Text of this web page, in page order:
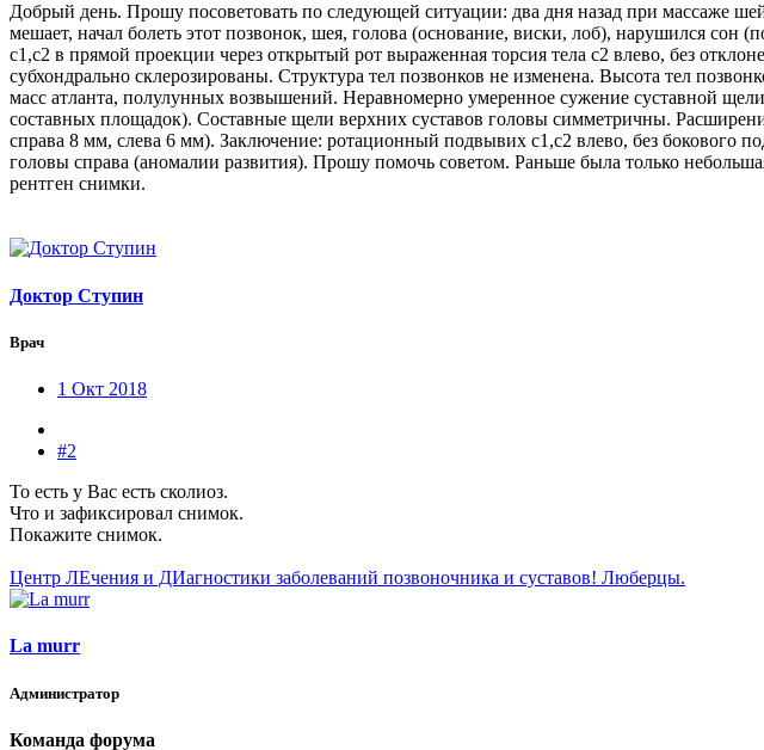
Добрый день. Прошу посоветовать по следующей ситуации: два дня назад при массаже
мешает, начал болеть этот позвонок, шея, голова (основание, виски, лоб), нарушился
c1,c2 в прямой проекции через открытый рот выраженная торсия тела с2 влево, без
субхондрально склерозированы. Структура тел позвонков не изменена. Высота тел
масс атланта, полулунных возвышений. Неравномерно умеренное сужение суставной
составных площадок). Составные щели верхних суставов головы симметричны.
справа 8 мм, слева 6 мм). Заключение: ротационный подвывих с1,с2 влево, без бокового
головы справа (аномалии развития). Прошу помочь советом. Раньше была только
рентген снимки.
Доктор Ступин
Врач
1 Окт 2018
#2
То есть у Вас есть сколиоз.
Что и зафиксировал снимок.
Покажите снимок.
Центр ЛЕчения и ДИагностики заболеваний позвоночника и суставов! Люберцы.
La murr
Администратор
Команда форума